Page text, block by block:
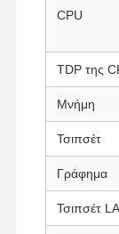
CPU
TDP της
Μνήμη
Τσιπσέτ
Γράφημα
Τσιπσέτ